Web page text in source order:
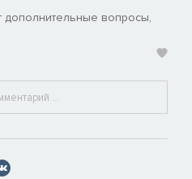
дополнительные вопросы,